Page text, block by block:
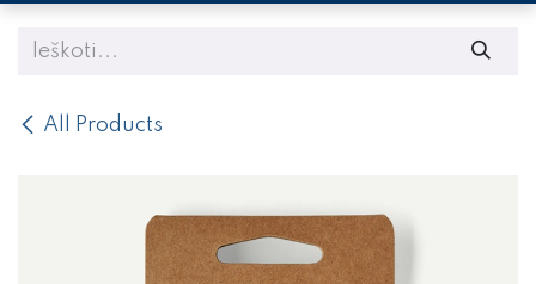
All Products